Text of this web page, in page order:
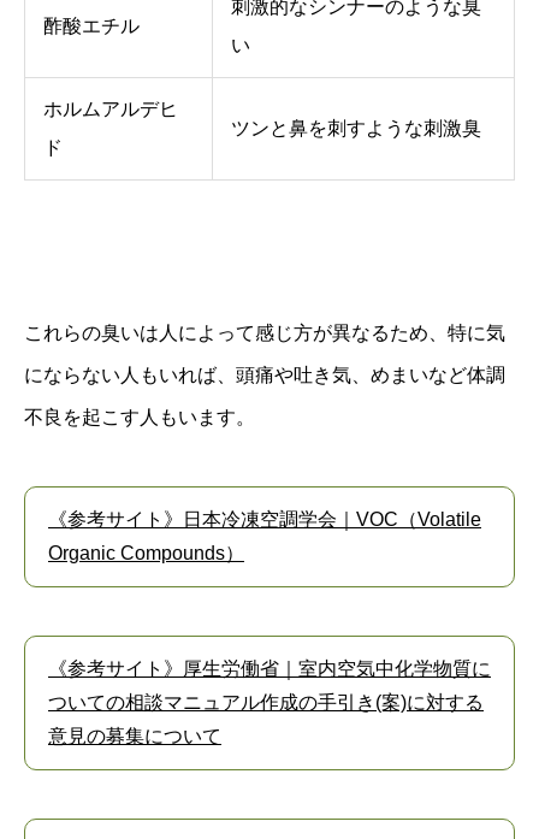
酢酸エチル
刺激的なシンナーのような臭
い
ホルムアルデヒ
ド
ツンと鼻を刺すような刺激臭
これらの臭いは人によって感じ方が異なるため、特に気
にならない人もいれば、頭痛や吐き気、めまいなど体調
不良を起こす人もいます。
《参考サイト》日本冷凍空調学会｜VOC（Volatile
Organic Compounds）
《参考サイト》厚生労働省｜室内空気中化学物質に
ついての相談マニュアル作成の手引き(案)に対する
意見の募集について